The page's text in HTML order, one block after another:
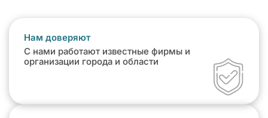
Нам доверяют
С нами работают известные фирмы и
организации города и области